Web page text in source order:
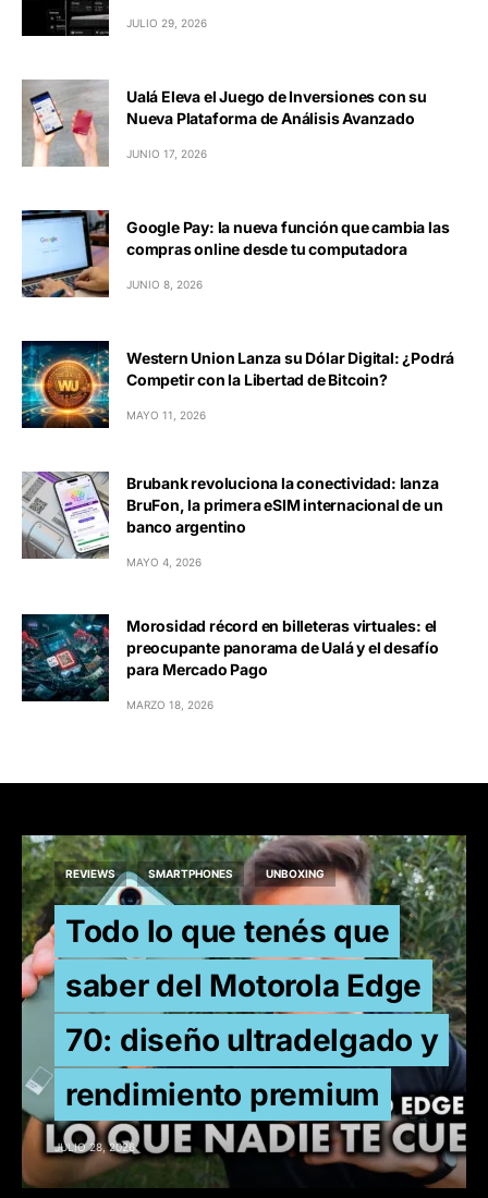
JULIO 29, 2026
Ualá Eleva el Juego de Inversiones con su
Nueva Plataforma de Análisis Avanzado
JUNIO 17, 2026
Google Pay: la nueva función que cambia las
compras online desde tu computadora
JUNIO 8, 2026
Western Union Lanza su Dólar Digital: ¿Podrá
Competir con la Libertad de Bitcoin?
MAYO 11, 2026
Brubank revoluciona la conectividad: lanza
BruFon, la primera eSIM internacional de un
banco argentino
MAYO 4, 2026
Morosidad récord en billeteras virtuales: el
preocupante panorama de Ualá y el desafío
para Mercado Pago
MARZO 18, 2026
REVIEWS SMARTPHONES UNBOXING
Todo lo que tenés que
saber del Motorola Edge
70: diseño ultradelgado y
rendimiento premium
JULIO 28, 2026